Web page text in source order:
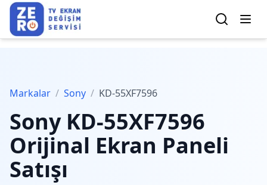
Markalar / Sony / KD-55XF7596
Sony KD-55XF7596
Orijinal Ekran Paneli
Satışı